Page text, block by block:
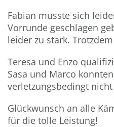
Fabian musste sich
Vorrunde geschlagen
leider zu stark.
Teresa und Enzo
Sasa und Marco
verletzungsbedingt
Glückwunsch an alle
für die tolle Leistung!